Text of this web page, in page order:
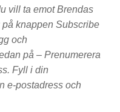
vill ta emot Brendas
knappen Subscribe
och
på – Prenumerera
Fyll i din
e-postadress och